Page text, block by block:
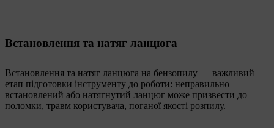
Встановлення та натяг ланцюга
Встановлення та натяг ланцюга на бензопилу — важливий
етап підготовки інструменту до роботи: неправильно
встановлений або натягнутий ланцюг може призвести до
поломки, травм користувача, поганої якості розпилу.